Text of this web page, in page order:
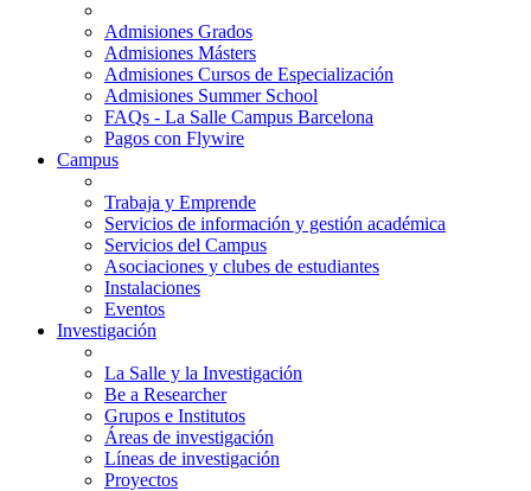
Admisiones Grados
Admisiones Másters
Admisiones Cursos de Especialización
Admisiones Summer School
FAQs - La Salle Campus Barcelona
Pagos con Flywire
Campus
Trabaja y Emprende
Servicios de información y gestión académica
Servicios del Campus
Asociaciones y clubes de estudiantes
Instalaciones
Eventos
Investigación
La Salle y la Investigación
Be a Researcher
Grupos e Institutos
Áreas de investigación
Líneas de investigación
Proyectos